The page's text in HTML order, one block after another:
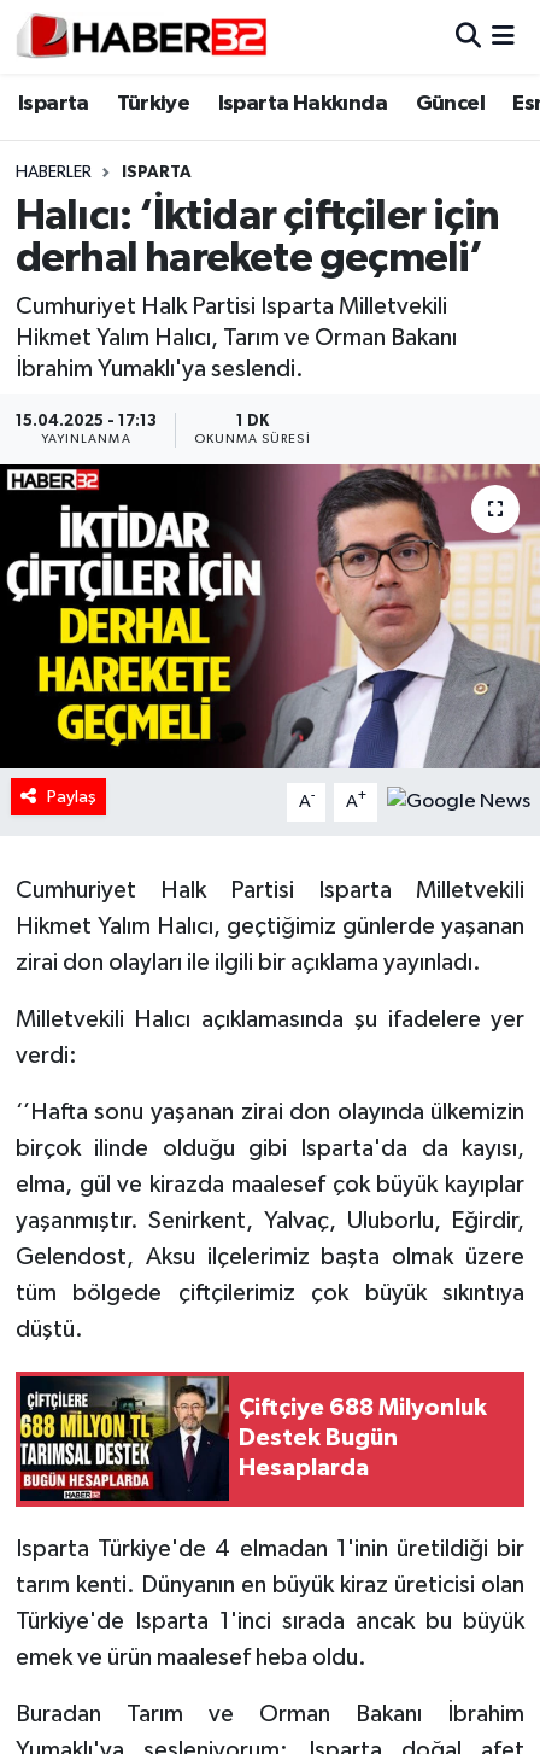
Isparta Türkiye Isparta Hakkında Güncel
HABERLER ISPARTA
Halıcı: ‘İktidar çiftçiler için
derhal harekete geçmeli’
Cumhuriyet Halk Partisi Isparta Milletvekili
Hikmet Yalım Halıcı, Tarım ve Orman Bakanı
İbrahim Yumaklı'ya seslendi.
15.04.2025 - 17:13
YAYINLANMA
1 DK
OKUNMA SÜRESI
Paylaş A- A+
Cumhuriyet Halk Partisi Isparta Milletvekili
Hikmet Yalım Halıcı, geçtiğimiz günlerde yaşanan
zirai don olayları ile ilgili bir açıklama yayınladı.
Milletvekili Halıcı açıklamasında şu ifadelere yer
verdi:
‘’Hafta sonu yaşanan zirai don olayında ülkemizin
birçok ilinde olduğu gibi Isparta'da da kayısı,
elma, gül ve kirazda maalesef çok büyük kayıplar
yaşanmıştır. Senirkent, Yalvaç, Uluborlu, Eğirdir,
Gelendost, Aksu ilçelerimiz başta olmak üzere
tüm bölgede çiftçilerimiz çok büyük sıkıntıya
düştü.
Çiftçiye 688 Milyonluk
Destek Bugün
Hesaplarda
Isparta Türkiye'de 4 elmadan 1'inin üretildiği bir
tarım kenti. Dünyanın en büyük kiraz üreticisi olan
Türkiye'de Isparta 1'inci sırada ancak bu büyük
emek ve ürün maalesef heba oldu.
Buradan Tarım ve Orman Bakanı İbrahim
Isparta
Esnaf Diyor ki;
ASAYİŞ
BİLİM VE TEKNOLOJİ
GENEL
Güncel
HABERDE İNSAN
İlginç
KÜLTÜR SANAT
MAGAZİN
POLİTİKA
RESMİ İLANLAR
SAĞLIK
Tarihi Yapılarımız
Teknoloji
Türkiye
Yerel
İletişim
Künye
Isparta Nöbetçi Eczaneler
Isparta Trafik Yoğunluk Haritası
Süper Lig Puan Durumu ve Fikstür
Tüm Manşetler
Haber Arşivi